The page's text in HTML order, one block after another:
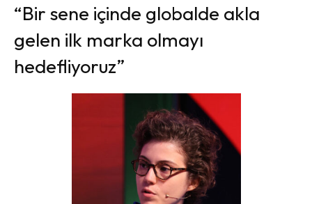
“Bir sene içinde globalde akla
gelen ilk marka olmayı
hedefliyoruz”